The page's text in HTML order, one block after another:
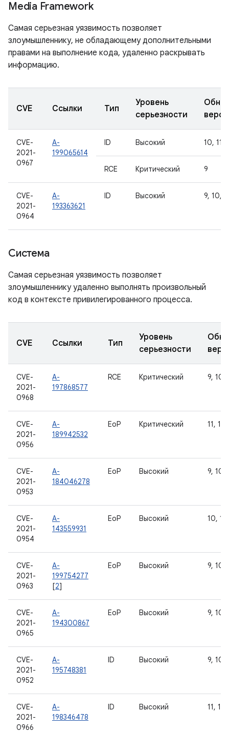
Media Framework
Самая серьезная уязвимость позволяет
злоумышленнику, не обладающему дополнительными
правами на выполнение кода, удаленно раскрывать
информацию.
CVE Ссылки Тип
Уровень
серьезности
CVE-
2021-
0967
A-
199065614
ID Высокий 10, 11,
RCE Критический 9
CVE-
2021-
0964
A-
193363621
ID Высокий 9, 10,
Система
Самая серьезная уязвимость позволяет
злоумышленнику удаленно выполнять произвольный
код в контексте привилегированного процесса.
CVE Ссылки Тип
Уровень
серьезности
CVE-
2021-
0968
A-
197868577
RCE Критический 9, 10,
CVE-
2021-
0956
A-
189942532
EoP Критический 11, 12
CVE-
2021-
0953
A-
184046278
EoP Высокий 9, 10,
CVE-
2021-
0954
A-
143559931
EoP Высокий 10, 11
CVE-
2021-
0963
A-
199754277
[2]
EoP Высокий 9, 10,
CVE-
2021-
0965
A-
194300867
EoP Высокий 9, 10,
CVE-
2021-
0952
A-
195748381
ID Высокий 9, 10,
CVE-
2021-
0966
A-
198346478
ID Высокий 11, 12